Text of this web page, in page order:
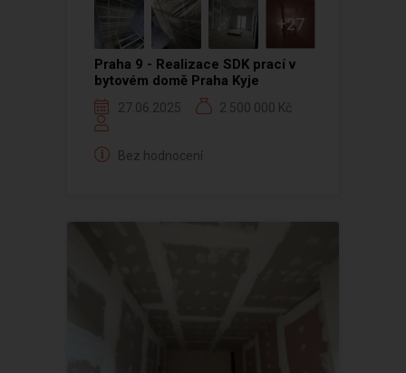
Praha 9 - Realizace SDK prací v
bytovém domě Praha Kyje
27.06.2025 2 500 000 Kč
Bez hodnocení
+27